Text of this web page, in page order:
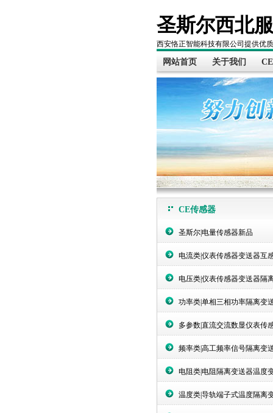
圣斯尔西北
西安恪正智能科技有限公司提供优
网站首页 关于我们
CE传感器
圣斯尔|电量传感器新品
电流类|仪表传感器变送器互
电压类|仪表传感器变送器隔
功率类|单相三相功率隔离变
多参数|直流交流数显仪表传
频率类|高工频率信号隔离变
电阻类|电阻隔离变送器温度
温度类|导轨端子式温度隔离